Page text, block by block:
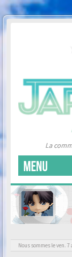
La
MENU
Nous sommes le ven. 7